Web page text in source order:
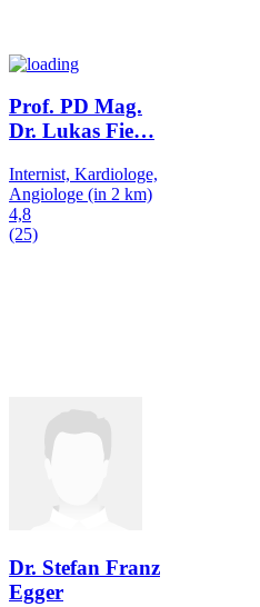
Prof. PD Mag.
Dr. Lukas Fie…
Internist, Kardiologe,
Angiologe (in 2 km)
4,8
(25)
Dr. Stefan Franz
Egger